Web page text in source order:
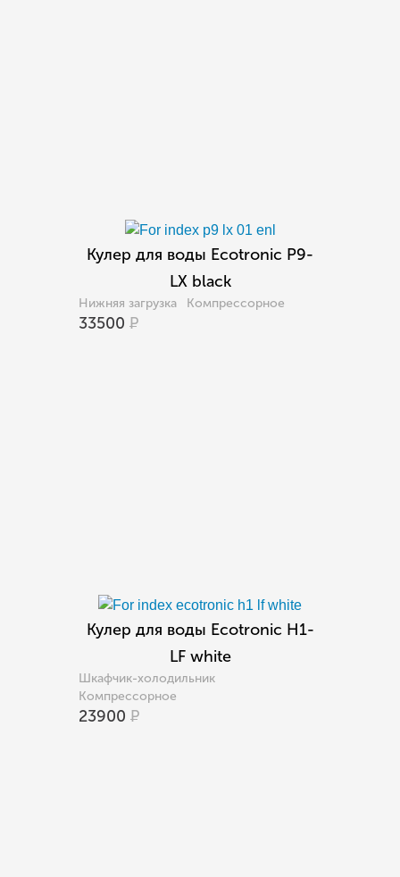
Кулер для воды Ecotronic P9-
LX black
Нижняя загрузка Компрессорное
33500 Р
Кулер для воды Ecotronic H1-
LF white
Шкафчик-холодильник
Компрессорное
23900 Р